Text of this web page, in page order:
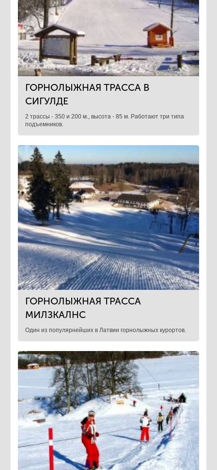
ГОРНОЛЫЖНАЯ ТРАССА В
СИГУЛДЕ
2 трассы - 350 и 200 м., высота - 85 м. Работают три типа
подъемников.
ГОРНОЛЫЖНАЯ ТРАССА
МИЛЗКАЛНС
Один из популярнейших в Латвии горнолыжных курортов.